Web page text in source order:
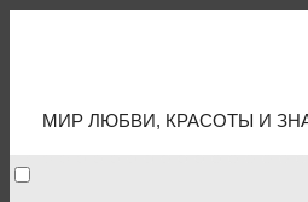
МИР ЛЮБВИ, КРАСОТЫ И